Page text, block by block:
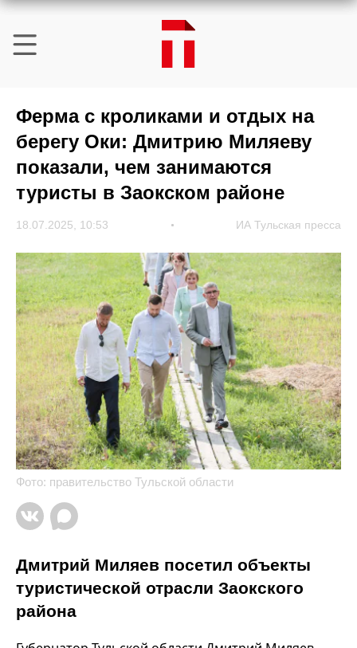
Ферма с кроликами и отдых на
берегу Оки: Дмитрию Миляеву
показали, чем занимаются
туристы в Заокском районе
18.07.2025, 10:53 ИА Тульская пресса
Фото: правительство Тульской области
Дмитрий Миляев посетил объекты
туристической отрасли Заокского
района